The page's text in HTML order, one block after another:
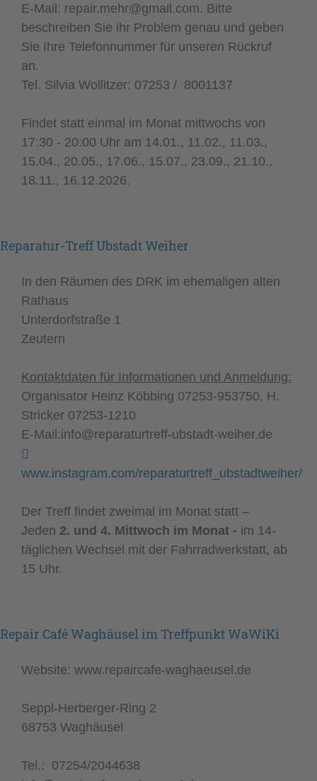
E-Mail: repair.mehr@gmail.com. Bitte
beschreiben Sie ihr Problem genau und geben
Sie Ihre Telefonnummer für unseren Rückruf
an.
Tel. Silvia Wollitzer: 07253 / 8001137
Findet statt einmal im Monat mittwochs von
17:30 - 20:00 Uhr am 14.01., 11.02., 11.03.,
15.04., 20.05., 17.06., 15.07., 23.09., 21.10.,
18.11., 16.12.2026.
Reparatur-Treff Ubstadt Weiher
In den Räumen des DRK im ehemaligen alten
Rathaus
Unterdorfstraße 1
Zeutern
Kontaktdaten für Informationen und Anmeldung:
Organisator Heinz Köbbing 07253-953750, H.
Stricker 07253-1210
E-Mail:info@reparaturtreff-ubstadt-weiher.de
www.instagram.com/reparaturtreff_ubstadtweiher/
Der Treff findet zweimal im Monat statt –
Jeden 2. und 4. Mittwoch im Monat - im 14-
täglichen Wechsel mit der Fahrradwerkstatt, ab
15 Uhr.
Repair Café Waghäusel im Treffpunkt WaWiKi
Website: www.repaircafe-waghaeusel.de
Seppl-Herberger-Ring 2
68753 Waghäusel
Tel.: 07254/2044638